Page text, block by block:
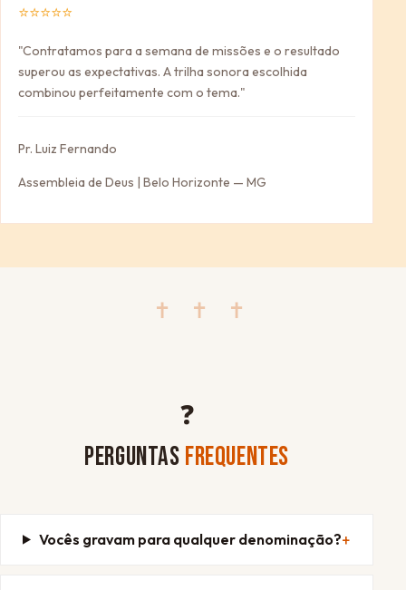
⭐⭐⭐⭐⭐
"Contratamos para a semana de missões e o resultado
superou as expectativas. A trilha sonora escolhida
combinou perfeitamente com o tema."
Pr. Luiz Fernando
Assembleia de Deus | Belo Horizonte — MG
✝ ✝ ✝
❓
PERGUNTAS FREQUENTES
Vocês gravam para qualquer denominação?